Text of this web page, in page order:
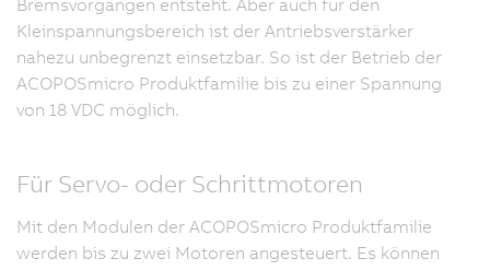
Kleinspannungsbereich ist der Antriebsverstärker
nahezu unbegrenzt einsetzbar. So ist der Betrieb der
ACOPOSmicro Produktfamilie bis zu einer Spannung
von 18 VDC möglich.
Für Servo- oder Schrittmotoren
Mit den Modulen der ACOPOSmicro Produktfamilie
werden bis zu zwei Motoren angesteuert. Es können